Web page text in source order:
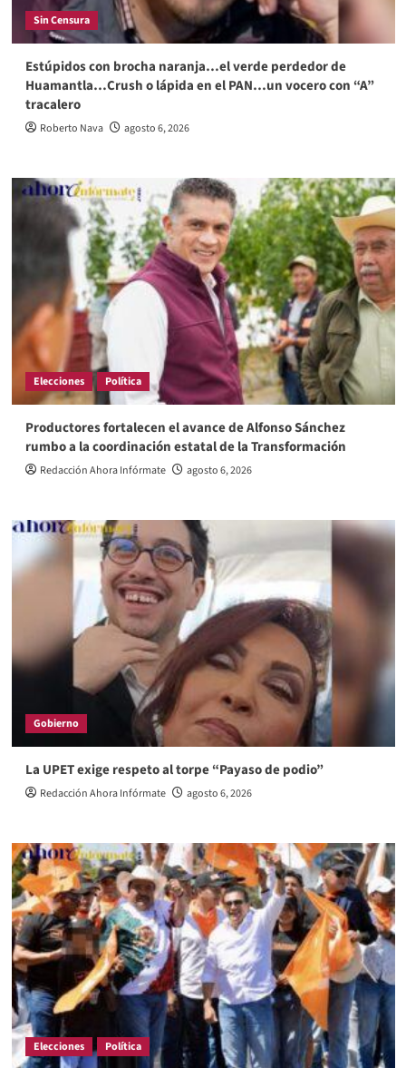
Sin Censura
Estúpidos con brocha naranja…el verde perdedor de
Huamantla…Crush o lápida en el PAN…un vocero con “A”
tracalero
Roberto Nava agosto 6, 2026
Elecciones Política
Productores fortalecen el avance de Alfonso Sánchez
rumbo a la coordinación estatal de la Transformación
Redacción Ahora Infórmate agosto 6, 2026
Gobierno
La UPET exige respeto al torpe “Payaso de podio”
Redacción Ahora Infórmate agosto 6, 2026
Elecciones Política